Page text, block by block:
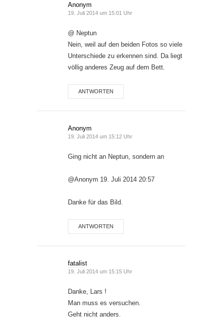
Anonym
19. Juli 2014 um 15:01 Uhr
@ Neptun
Nein, weil auf den beiden Fotos so viele
Unterschiede zu erkennen sind. Da liegt
völlig anderes Zeug auf dem Bett.
ANTWORTEN
Anonym
19. Juli 2014 um 15:12 Uhr
Ging nicht an Neptun, sondern an
@Anonym 19. Juli 2014 20:57
Danke für das Bild.
ANTWORTEN
fatalist
19. Juli 2014 um 15:15 Uhr
Danke, Lars !
Man muss es versuchen.
Geht nicht anders.